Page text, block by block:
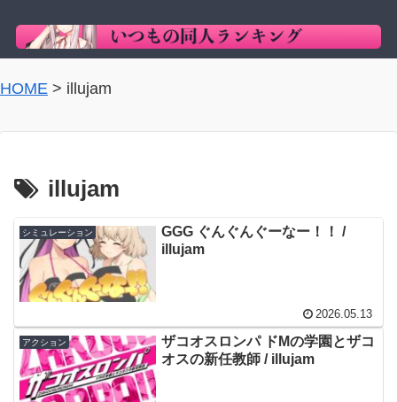
HOME > illujam
illujam
シミュレーション
GGG ぐんぐんぐーなー！！ /
illujam
2026.05.13
アクション
ザコオスロンパ ドMの学園とザコ
オスの新任教師 / illujam